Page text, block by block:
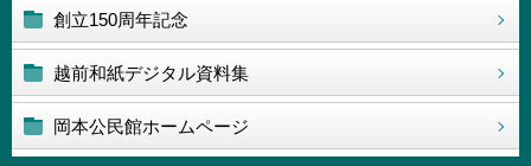
創立150周年記念
越前和紙デジタル資料集
岡本公民館ホームページ